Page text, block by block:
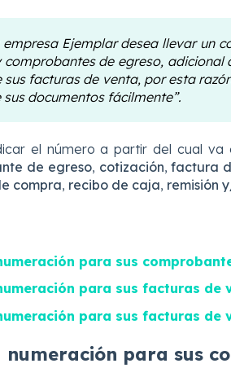
empresa Ejemplar desea llevar un
comprobantes de egreso,
sus facturas de venta, por esta
documentos fácilmente”.
el número a partir del cual va
de egreso, cotización, factura
compra, recibo de caja, remisión
para sus
para sus facturas de
para sus facturas de
numeración para sus